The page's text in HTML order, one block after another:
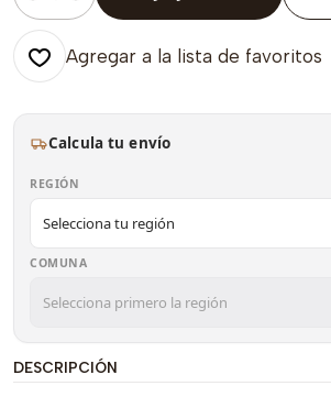
Cantidad
Agregar a la lista de favoritos
Calcula tu envío
REGIÓN
COMUNA
DESCRIPCIÓN